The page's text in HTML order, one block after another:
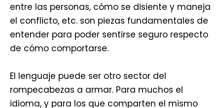
entre las personas, cómo se disiente y maneja
el conflicto, etc. son piezas fundamentales de
entender para poder sentirse seguro respecto
de cómo comportarse.
El lenguaje puede ser otro sector del
rompecabezas a armar. Para muchos el
idioma, y para los que comparten el mismo